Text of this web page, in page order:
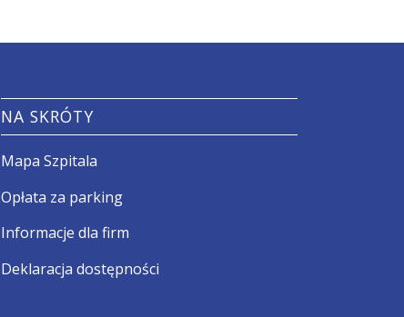
NA SKRÓTY
Mapa Szpitala
Opłata za parking
Informacje dla firm
Deklaracja dostępności